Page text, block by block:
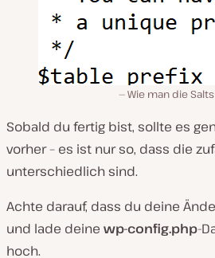
Wie man die
Sobald du fertig bist, sollte es
vorher – es ist nur so, dass die
unterschiedlich sind.
Achte darauf, dass du deine
und lade deine wp-config.php-
hoch.